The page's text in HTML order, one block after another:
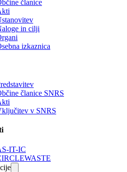
članice
in cilji
izkaznica
članice SNRS
v SNRS
IT-IC